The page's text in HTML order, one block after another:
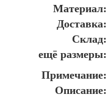
Материал:
Доставка:
Склад:
ещё размеры:
Примечание:
Описание: